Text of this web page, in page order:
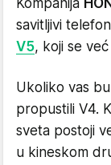
Kompanija
savitljivi
V5, koji se
Ukoliko vas
propustili V4.
sveta postoji
u kineskom